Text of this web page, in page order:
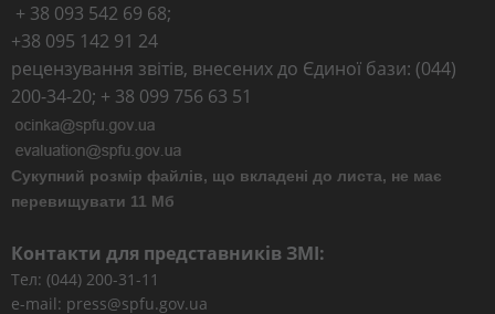
+ 38 093 542 69 68;
+38 095 142 91 24
рецензування звітів, внесених до Єдиної бази: (044)
200-34-20; + 38 099 756 63 51
Сукупний розмір файлів, що вкладені до листа, не має
перевищувати 11 Мб
Контакти для представників ЗМІ:
Тел: (044) 200-31-11
e-mail: press@spfu.gov.ua